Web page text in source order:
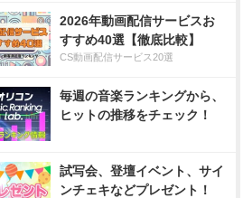
2026年動画配信サービスお
すすめ40選【徹底比較】
CS動画配信サービス20選
毎週の音楽ランキングから、
ヒットの推移をチェック！
試写会、登壇イベント、サイ
ンチェキなどプレゼント！